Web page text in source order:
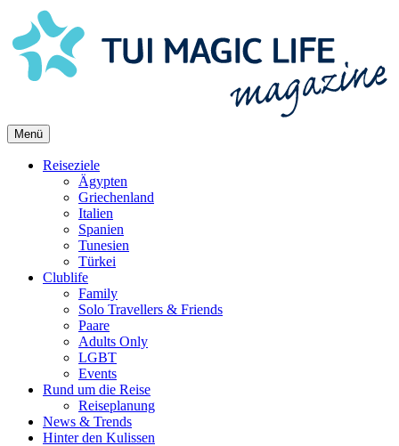
content
Menü
Reiseziele
Ägypten
Griechenland
Italien
Spanien
Tunesien
Türkei
Clublife
Family
Solo Travellers & Friends
Paare
Adults Only
LGBT
Events
Rund um die Reise
Reiseplanung
News & Trends
Hinter den Kulissen